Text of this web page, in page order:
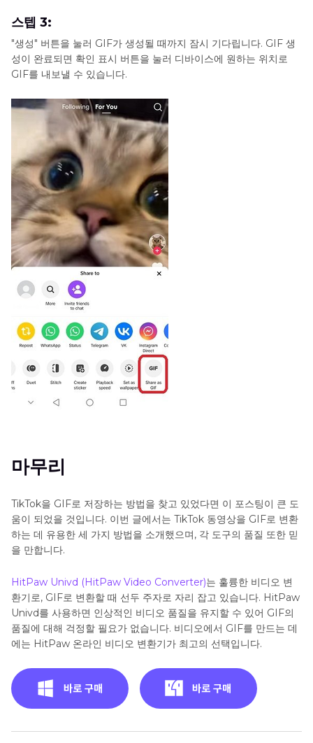
스텝 3:
"생성" 버튼을 눌러 GIF가 생성될 때까지 잠시 기다립니다. GIF 생
성이 완료되면 확인 표시 버튼을 눌러 디바이스에 원하는 위치로
GIF를 내보낼 수 있습니다.
마무리
TikTok을 GIF로 저장하는 방법을 찾고 있었다면 이 포스팅이 큰 도
움이 되었을 것입니다. 이번 글에서는 TikTok 동영상을 GIF로 변환
하는 데 유용한 세 가지 방법을 소개했으며, 각 도구의 품질 또한 믿
을 만합니다.
HitPaw Univd (HitPaw Video Converter)는 훌륭한 비디오 변
환기로, GIF로 변환할 때 선두 주자로 자리 잡고 있습니다. HitPaw
Univd를 사용하면 인상적인 비디오 품질을 유지할 수 있어 GIF의
품질에 대해 걱정할 필요가 없습니다. 비디오에서 GIF를 만드는 데
에는 HitPaw 온라인 비디오 변환기가 최고의 선택입니다.